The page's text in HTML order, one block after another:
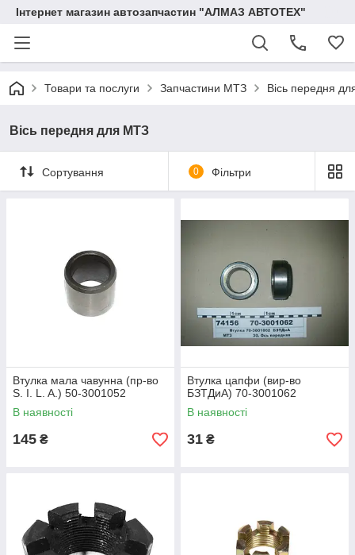
Інтернет магазин автозапчастин "АЛМАЗ АВТОТЕХ"
Товари та послуги Запчастини МТЗ Вісь передня
Вісь передня для МТЗ
Сортування 0 Фільтри
Втулка мала чавунна (пр-во
S. I. L. A.) 50-3001052
В наявності
145 ₴
Втулка цапфи (вир-во
БЗТДиА) 70-3001062
В наявності
31 ₴